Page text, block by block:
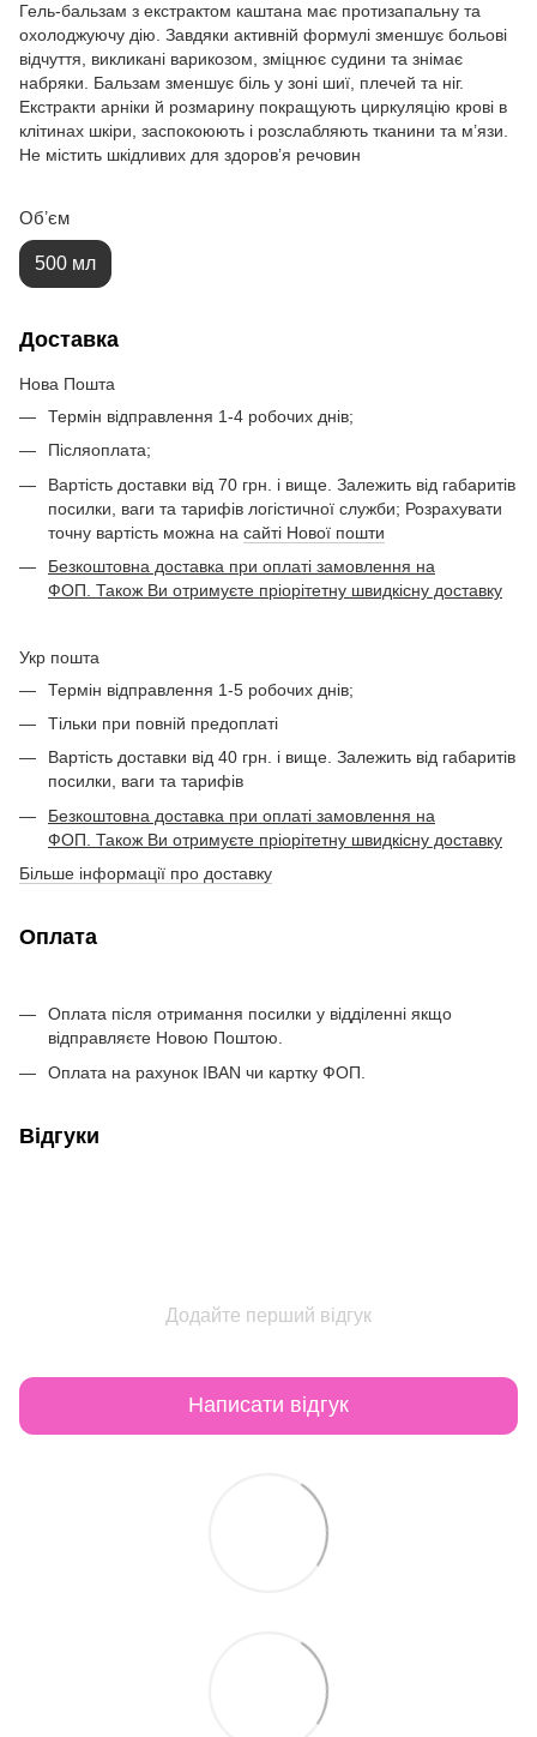
Гель-бальзам з екстрактом каштана має протизапальну та
охолоджуючу дію. Завдяки активній формулі зменшує больові
відчуття, викликані варикозом, зміцнює судини та знімає
набряки. Бальзам зменшує біль у зоні шиї, плечей та ніг.
Екстракти арніки й розмарину покращують циркуляцію крові в
клітинах шкіри, заспокоюють і розслабляють тканини та м’язи.
Не містить шкідливих для здоров’я речовин
Обʼєм
500 мл
Доставка
Нова Пошта
Термін відправлення 1-4 робочих днів;
Післяоплата;
Вартість доставки від 70 грн. і вище. Залежить від габаритів
посилки, ваги та тарифів логістичної служби; Розрахувати
точну вартість можна на сайті Нової пошти
Безкоштовна доставка при оплаті замовлення на
ФОП. Також Ви отримуєте пріорітетну швидкісну доставку
Укр пошта
Термін відправлення 1-5 робочих днів;
Тільки при повній предоплаті
Вартість доставки від 40 грн. і вище. Залежить від габаритів
посилки, ваги та тарифів
Безкоштовна доставка при оплаті замовлення на
ФОП. Також Ви отримуєте пріорітетну швидкісну доставку
Більше інформації про доставку
Оплата
Оплата після отримання посилки у відділенні якщо
відправляєте Новою Поштою.
Оплата на рахунок IBAN чи картку ФОП.
Відгуки
Додайте перший відгук
Написати відгук